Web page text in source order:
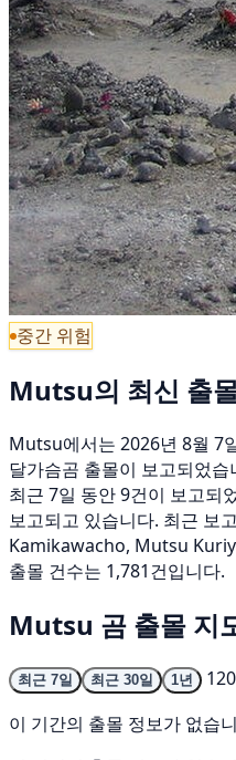
중간 위험
Mutsu의 최신 출
Mutsu에서는 2026년 8월 7
달가슴곰 출몰이 보고되었
최근 7일 동안 9건이 보고되
보고되고 있습니다. 최근 보
Kamikawacho, Mutsu
출몰 건수는 1,781건입니다.
Mutsu 곰 출몰 지
최근 7일 최근 30일 1년
이 기간의 출몰 정보가 없습